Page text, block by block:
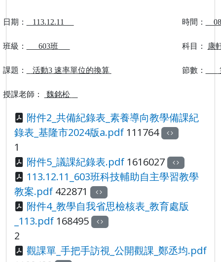
日期： 113.12.11 時間：
班級： 603班 科目： 康
課題： 活動3速率單位的換算 節數：
授課老師： 魏銘松
附件2_共備紀錄表_素養導向教學備課紀
錄表_基隆市2024版a.pdf 111764
1
附件5_議課紀錄表.pdf 1616027
113.12.11_603班科技輔助自主學習教學
教案.pdf 422871
附件4_教學自我省思檢核表_教育處版
_113.pdf 168495
2
觀課單_手把手訪視_公開觀課_鄭丞均.pdf